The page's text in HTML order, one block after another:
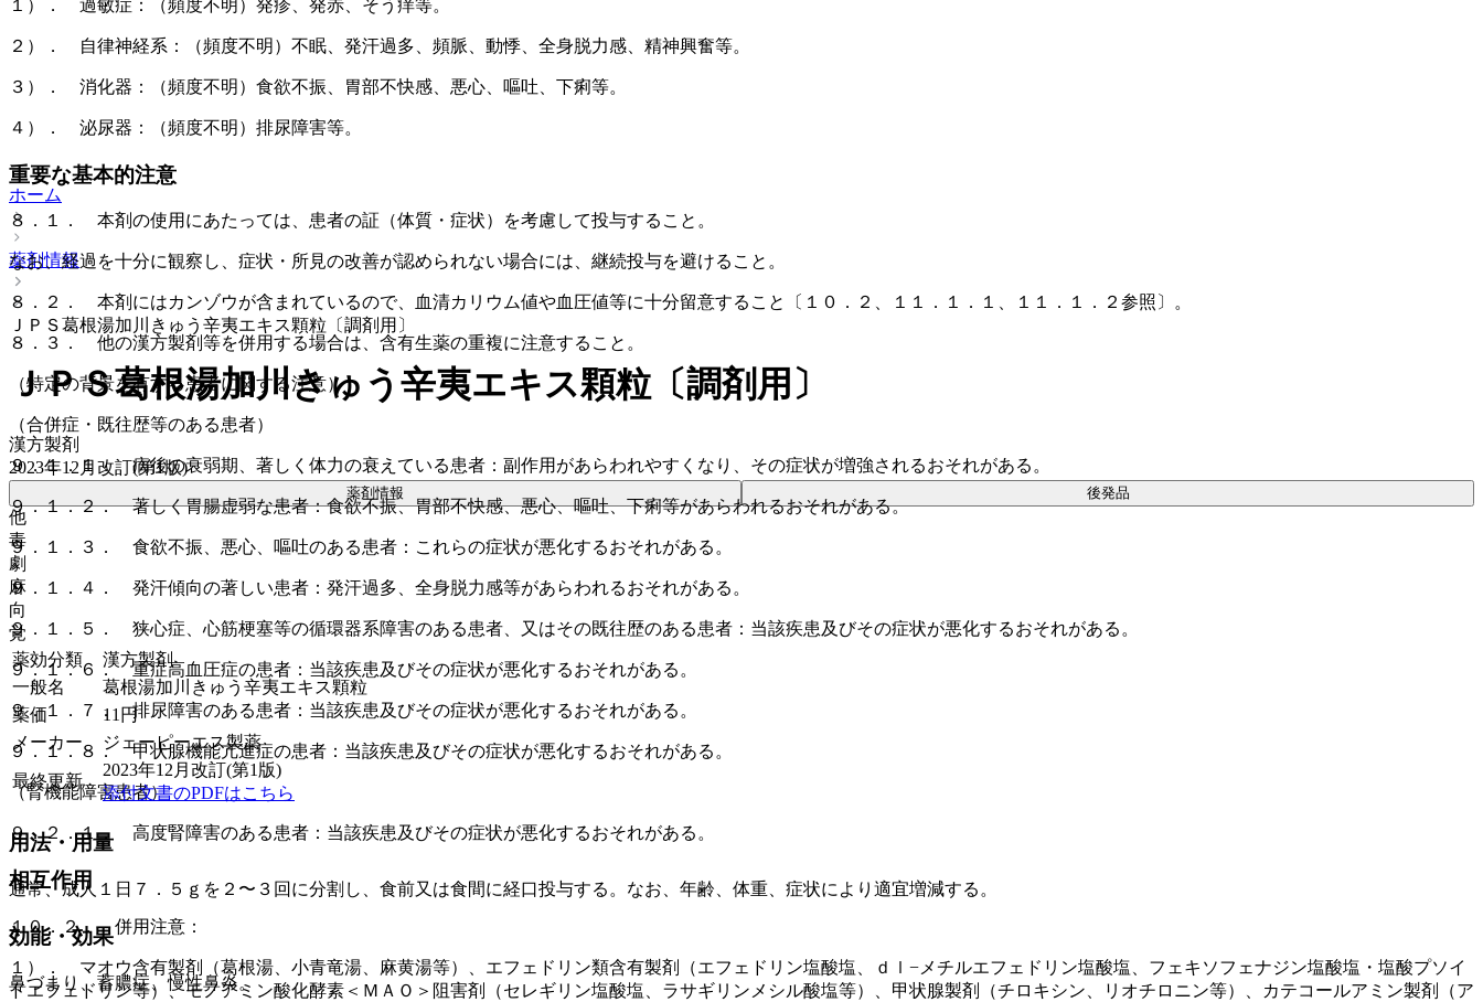
１）． 過敏症：（頻度不明）発疹、発赤、そう痒等。
２）． 自律神経系：（頻度不明）不眠、発汗過多、頻脈、動悸、全身脱力感、精神興奮等。
３）． 消化器：（頻度不明）食欲不振、胃部不快感、悪心、嘔吐、下痢等。
４）． 泌尿器：（頻度不明）排尿障害等。
重要な基本的注意
８．１． 本剤の使用にあたっては、患者の証（体質・症状）を考慮して投与すること。
なお、経過を十分に観察し、症状・所見の改善が認められない場合には、継続投与を避けること。
８．２． 本剤にはカンゾウが含まれているので、血清カリウム値や血圧値等に十分留意すること〔１０．２、１１．１．１、１１．１．２参照〕。
８．３． 他の漢方製剤等を併用する場合は、含有生薬の重複に注意すること。
（特定の背景を有する患者に関する注意）
（合併症・既往歴等のある患者）
９．１．１． 病後の衰弱期、著しく体力の衰えている患者：副作用があらわれやすくなり、その症状が増強されるおそれがある。
９．１．２． 著しく胃腸虚弱な患者：食欲不振、胃部不快感、悪心、嘔吐、下痢等があらわれるおそれがある。
９．１．３． 食欲不振、悪心、嘔吐のある患者：これらの症状が悪化するおそれがある。
９．１．４． 発汗傾向の著しい患者：発汗過多、全身脱力感等があらわれるおそれがある。
９．１．５． 狭心症、心筋梗塞等の循環器系障害のある患者、又はその既往歴のある患者：当該疾患及びその症状が悪化するおそれがある。
９．１．６． 重症高血圧症の患者：当該疾患及びその症状が悪化するおそれがある。
９．１．７． 排尿障害のある患者：当該疾患及びその症状が悪化するおそれがある。
９．１．８． 甲状腺機能亢進症の患者：当該疾患及びその症状が悪化するおそれがある。
（腎機能障害患者）
９．２．１． 高度腎障害のある患者：当該疾患及びその症状が悪化するおそれがある。
相互作用
１０．２． 併用注意：
１）． マオウ含有製剤（葛根湯、小青竜湯、麻黄湯等）、エフェドリン類含有製剤（エフェドリン塩酸塩、ｄｌ−メチルエフェドリン塩酸塩、フェキソフェナジン塩酸塩・塩酸プソイ
ドエフェドリン等）、モノアミン酸化酵素＜ＭＡＯ＞阻害剤（セレギリン塩酸塩、ラサギリンメシル酸塩等）、甲状腺製剤（チロキシン、リオチロニン等）、カテコールアミン製剤（ア
ホーム
薬剤情報
ＪＰＳ葛根湯加川きゅう辛夷エキス顆粒〔調剤用〕
ＪＰＳ葛根湯加川きゅう辛夷エキス顆粒〔調剤用〕
漢方製剤
2023年12月改訂(第1版)
薬剤情報 後発品
他
毒
劇
麻
向
覚
薬効分類
漢方製剤
一般名
葛根湯加川きゅう辛夷エキス顆粒
薬価
11 円
メーカー
ジェーピーエス製薬
最終更新
2023年12月改訂(第1版)
添付文書のPDFはこちら
用法・用量
通常、成人１日７．５ｇを２〜３回に分割し、食前又は食間に経口投与する。なお、年齢、体重、症状により適宜増減する。
効能・効果
鼻づまり、蓄膿症、慢性鼻炎。